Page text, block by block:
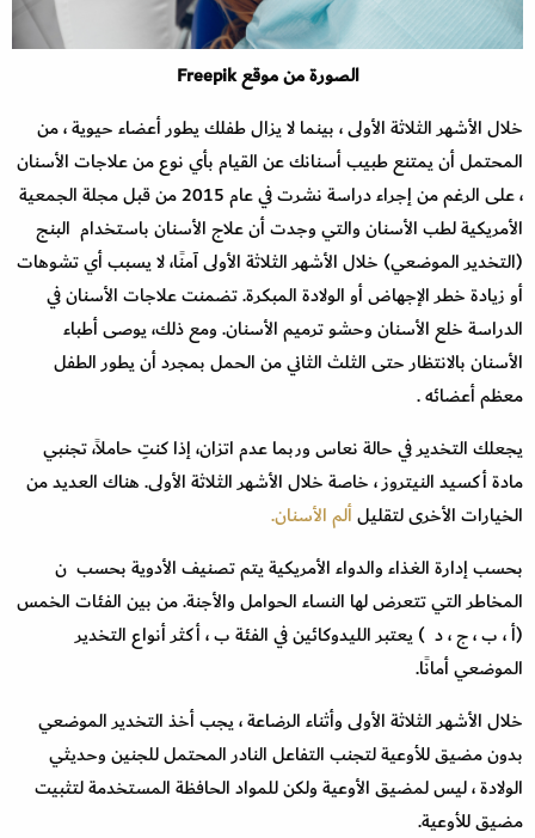
الصورة من موقع Freepik
خلال الأشهر الثلاثة الأولى ، بينما لا يزال طفلك يطور أعضاء حيوية ، من
المحتمل أن يمتنع طبيب أسنانك عن القيام بأي نوع من علاجات الأسنان
، على الرغم من إجراء دراسة نشرت في عام 2015 من قبل مجلة الجمعية
الأمريكية لطب الأسنان والتي وجدت أن علاج الأسنان باستخدام البنج
(التخدير الموضعي) خلال الأشهر الثلاثة الأولى آمنًا، لا يسبب أي تشوهات
أو زيادة خطر الإجهاض أو الولادة المبكرة. تضمنت علاجات الأسنان في
الدراسة خلع الأسنان وحشو ترميم الأسنان. ومع ذلك، يوصى أطباء
الأسنان بالانتظار حتى الثلث الثاني من الحمل بمجرد أن يطور الطفل
معظم أعضائه .
يجعلك التخدير في حالة نعاس وربما عدم اتزان، إذا كنتِ حاملاً، تجنبي
مادة أكسيد النيتروز ، خاصة خلال الأشهر الثلاثة الأولى. هناك العديد من
الخيارات الأخرى لتقليلألم الأسنان.
بحسب إدارة الغذاء والدواء الأمريكية يتم تصنيف الأدوية بحسب ن
المخاطر التي تتعرض لها النساء الحوامل والأجنة. من بين الفئات الخمس
(أ ، ب ، ج ، د ) يعتبر الليدوكائين في الفئة ب ، أكثر أنواع التخدير
الموضعي أمانًا.
خلال الأشهر الثلاثة الأولى وأثناء الرضاعة ، يجب أخذ التخدير الموضعي
بدون مضيق للأوعية لتجنب التفاعل النادر المحتمل للجنين وحديثي
الولادة ، ليس لمضيق الأوعية ولكن للمواد الحافظة المستخدمة لتثبيت
مضيق للأوعية.